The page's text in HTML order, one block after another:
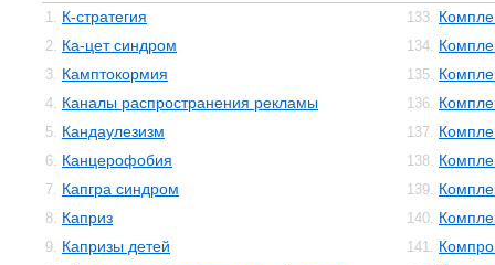
1. К-стратегия
2. Ка-цет синдром
3. Камптокормия
4. Каналы распространения рекламы
5. Кандаулезизм
6. Канцерофобия
7. Капгра синдром
8. Каприз
9. Капризы детей
133.
134.
135.
136.
137.
138.
139.
140.
141.